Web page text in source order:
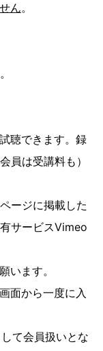
ん。
聴できます。録
員は受講料も）
ージに掲載した
サービスVimeo
います。
面から一度に入
て会員扱いとな